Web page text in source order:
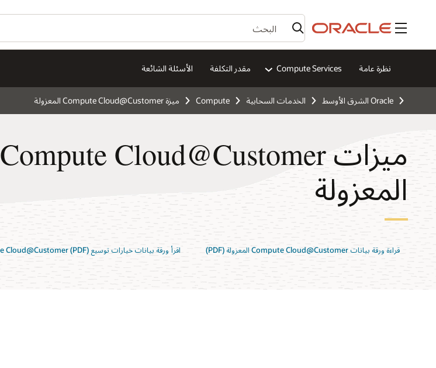
القائمة
نظرة عامة Compute Services مقدر التكلفة الأسئلة الشائعة
Oracle الشرق الأوسط الخدمات السحابية Compute ميزة Compute Cloud@Customer المعزولة
ميزات Compute Cloud@Customer
المعزولة
قراءة ورقة بيانات Compute Cloud@Customer المعزولة (PDF) اقرأ ورقة بيانات خيارات توسيع Compute Cloud@Customer (PDF)